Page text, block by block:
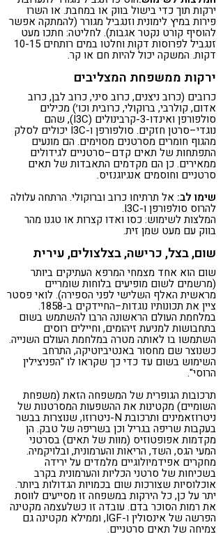
ירקות תוך כדי בישול בווק או במחבת. או השרו
פירות במיץ לימונית וזנגביל מגורר (להמתקה אפשר
להוסיף קורט נקטר אגבות). לחליטה: חתכו מעט
זנגביל לפרוסות דקות וחלטו במים רותחים 10-15
דקות. המשקה יכול להיות חם או קר.
ירקות ממשפחת המצליבים
כרובים (כרוב ניצנים, כרוב סיני, כרוב לבן, כרוב
אדום, קולרבי, ברוקולי, כרובית וכו׳) מכילים
סולפורפן ואינדו-3-קרבינולים (I3C), שהם
נוגדי–סרטן חזקים. סולפורפן ו-I3C יכולים לסלק
מהגוף חומרים מסרטנים מסוימים. הם מונעים
התפתחות של תאים קדם–סרטניים לגידולים
ממאירים. כן הם מקדמים התאבדות של תאים
סרטניים וחוסמים אנגיוגנזיס.
שימו לב: אל תרתיחו כרוב וברוקולי. הרתחה עלולה
להרוס סולפורפן ו-I3C.
המלצות לשימוש: כסו ואדו קצרות או טגנו מהר
בווק עם מעט שמן זית.
שום, בצל, כרישה, בצלצולים, עירית
שום הוא אחד מצמחי המרפא העתיקים ביותר
(מרשמים לשום מופיעים בלוחות שומריים
מראשית האלף השלישי לפני הספירה). לואי פסטר
ציין את תכונותיו נוגדות–החיידקים ב-1858.
במלחמת העולם הראשונה הרבו להשתמש בשום
בתחבושות למניעת זיהומים, וחיילים רוסים
השתמשו בו לאותה מטרה במלחמת העולם השנייה.
כשנוצר שם מחסור באנטיביוטיקה, התרחב
השימוש בשום עד כדי כך שקראו לו "הפניצילין
הרוסי".
תרכובות הגופרית של המשפחה הזאת (משפחת
השומיים) מקטינות את ההשפעות המסרטנות של
ניטרוזאמינים ותרכובת N-ניטרוזו, שנוצרות בבשר
בעקבות שריפה בגריל וכן בשריפה של טבק. הן
מקדמות אפופטוזיס (מוות של תאים) בסרטני
המעי הגס, השד, הריאות והערמונית, ובלויקמיה.
מחקרים אפידמיולוגיים מלמדים על ירידה
בשכיחות של סרטני הכליות והערמונית בקרב
אוכלוסיות שצורכות שום בכמויות הגדולות ביותר.
יתר על כן, כל הירקות במשפחה זו מסייעים לווסת
את רמות הסוכר בדם. עובדה זו כשלעצמה מקטינה
הפרשה של אינסולין ו-IGF, וממילא מקטינה גם
צמיחה של תאים סרטניים.